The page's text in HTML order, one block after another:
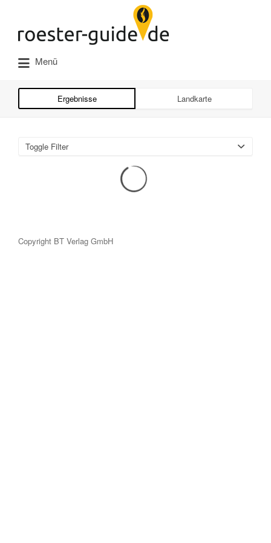
Menü
Ergebnisse Landkarte
Toggle Filter
Copyright BT Verlag GmbH